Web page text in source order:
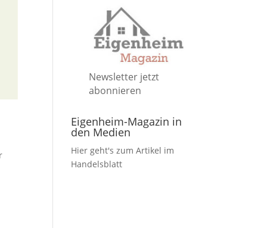
Newsletter jetzt
abonnieren
Eigenheim-Magazin in
den Medien
Hier geht's zum Artikel im
Handelsblatt